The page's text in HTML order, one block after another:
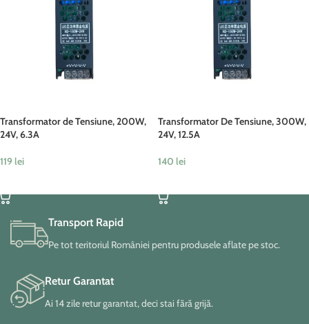
Transformator de Tensiune, 200W,
24V, 6.3A
119 lei
Transformator De Tensiune, 300W,
24V, 12.5A
140 lei
Transport Rapid
Pe tot teritoriul României pentru produsele aflate pe stoc.
Retur Garantat
Ai 14 zile retur garantat, deci stai fără grijă.